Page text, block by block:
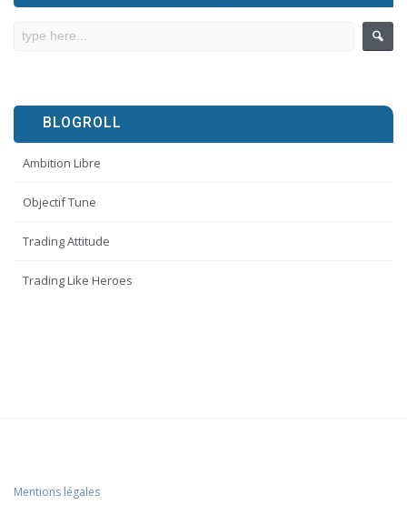
BLOGROLL
Ambition Libre
Objectif Tune
Trading Attitude
Trading Like Heroes
Mentions légales